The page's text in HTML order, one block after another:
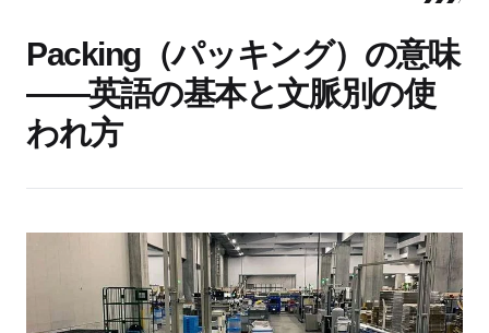
Packing（パッキング）の意味
——英語の基本と文脈別の使
われ方